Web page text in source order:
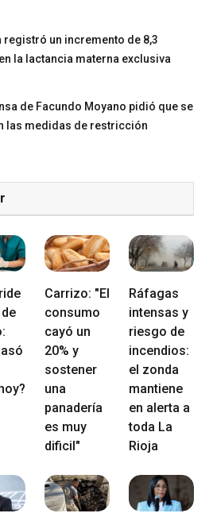
registró un incremento de 8,3
la lactancia materna exclusiva
de Facundo Moyano pidió que se
las medidas de restricción
Carrizo: "El
consumo
cayó un
20% y
sostener
una
panadería
es muy
dificil"
Ráfagas
intensas y
riesgo de
incendios:
el zonda
mantiene
en alerta a
toda La
Rioja